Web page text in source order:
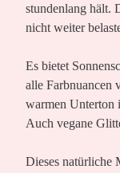
stundenlang hält.
nicht weiter
Es bietet
alle Farbnuancen
warmen Unterton
Auch vegane
Dieses natürliche